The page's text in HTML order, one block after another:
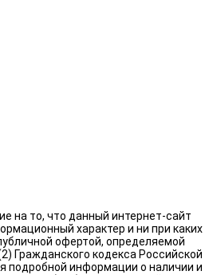
на то, что данный интернет-сайт
характер и ни при каких
офертой, определяемой
Гражданского кодекса Российской
подробной информации о наличии и